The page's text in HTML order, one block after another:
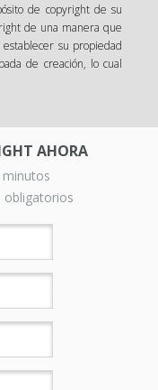
de copyright de su
de una manera que
su propiedad
de creación, lo cual
AHORA
minutos
obligatorios